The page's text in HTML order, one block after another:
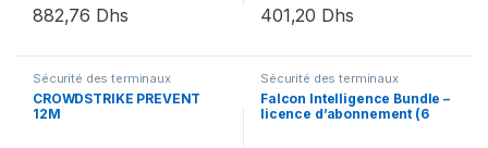
882,76 Dhs 401,20 Dhs
Sécurité des terminaux
CROWDSTRIKE PREVENT
12M
Sécurité des terminaux
Falcon Intelligence Bundle –
licence d’abonnement (6